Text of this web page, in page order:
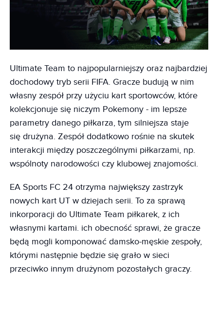
Ultimate Team to najpopularniejszy oraz najbardziej
dochodowy tryb serii FIFA. Gracze budują w nim
własny zespół przy użyciu kart sportowców, które
kolekcjonuje się niczym Pokemony - im lepsze
parametry danego piłkarza, tym silniejsza staje
się drużyna. Zespół dodatkowo rośnie na skutek
interakcji między poszczególnymi piłkarzami, np.
wspólnoty narodowości czy klubowej znajomości.
EA Sports FC 24 otrzyma największy zastrzyk
nowych kart UT w dziejach serii. To za sprawą
inkorporacji do Ultimate Team piłkarek, z ich
własnymi kartami. ich obecność sprawi, że gracze
będą mogli komponować damsko-męskie zespoły,
którymi następnie będzie się grało w sieci
przeciwko innym drużynom pozostałych graczy.